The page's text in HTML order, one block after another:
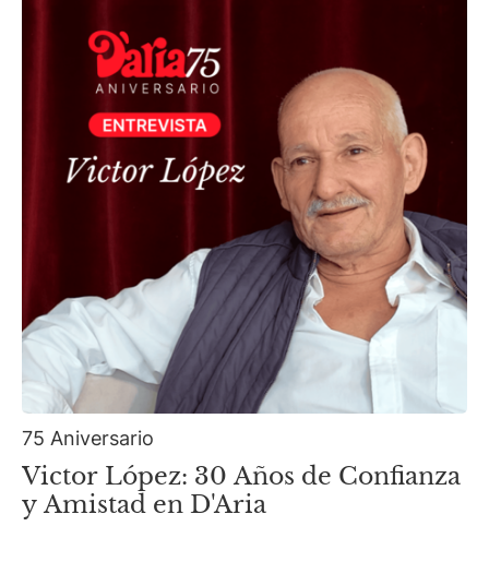
75 Aniversario
Victor López: 30 Años de Confianza
y Amistad en D'Aria